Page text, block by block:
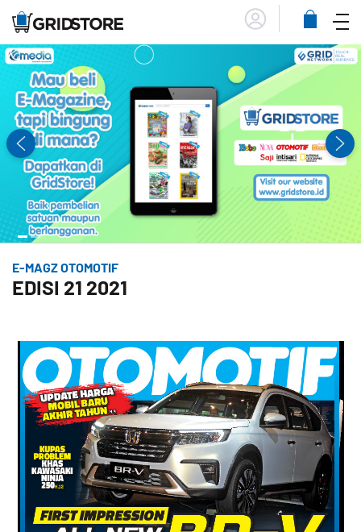
Lihat
Menu
E-MAGZ OTOMOTIF
EDISI 21 2021